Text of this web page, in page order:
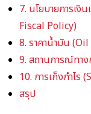
7. นโยบายการเงิ
Fiscal Policy)
8. ราคาน้ำมัน
9. สถานการณ์ทา
10. การเก็งกำไร
สรุป